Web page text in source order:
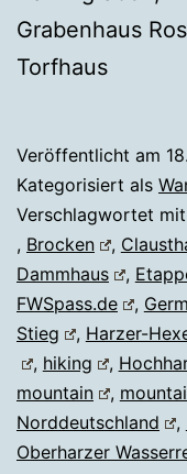
Grabenhaus
Torfhaus
Veröffentlicht am
Kategorisiert als
Verschlagwortet mit
, Brocken ,
Dammhaus
,
FWSpass.de
,
Stieg
, Harzer-
, hiking ,
mountain
,
Norddeutschland
,
Oberharzer